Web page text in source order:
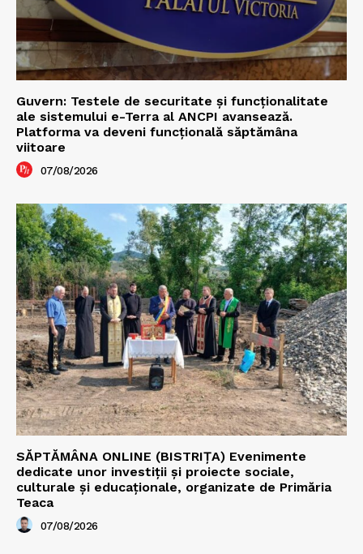
Guvern: Testele de securitate și funcționalitate
ale sistemului e-Terra al ANCPI avansează.
Platforma va deveni funcțională săptămâna
viitoare
07/08/2026
SĂPTĂMÂNA ONLINE (BISTRIȚA) Evenimente
dedicate unor investiții și proiecte sociale,
culturale și educaționale, organizate de Primăria
Teaca
07/08/2026